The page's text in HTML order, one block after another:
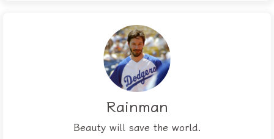
Rainman
Beauty will save the world.